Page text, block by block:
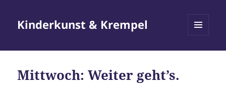
Kinderkunst & Krempel
Mittwoch: Weiter geht’s.